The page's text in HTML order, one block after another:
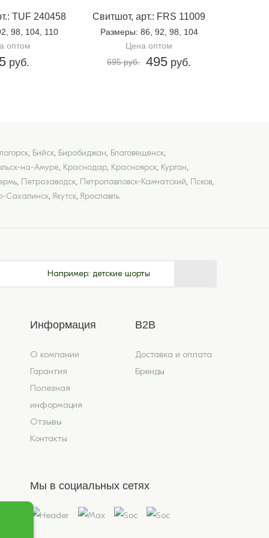
TUF 240458
98, 104, 110
оптом
руб.
Свитшот, арт.: FRS 11009
Размеры: 86, 92, 98, 104
Цена оптом
695 руб.
495 руб.
, Бийск, Биробиджан, Благовещенск,
на-Амуре, Краснодар, Красноярск, Курган,
, Петрозаводск, Петропавловск-Камчатский, Псков,
Сахалинск, Якутск, Ярославль
Например: детские шорты
Информация
О компании
Гарантия
Полезная
информация
Отзывы
Контакты
B2B
Доставка и оплата
Бренды
Мы в социальных сетях